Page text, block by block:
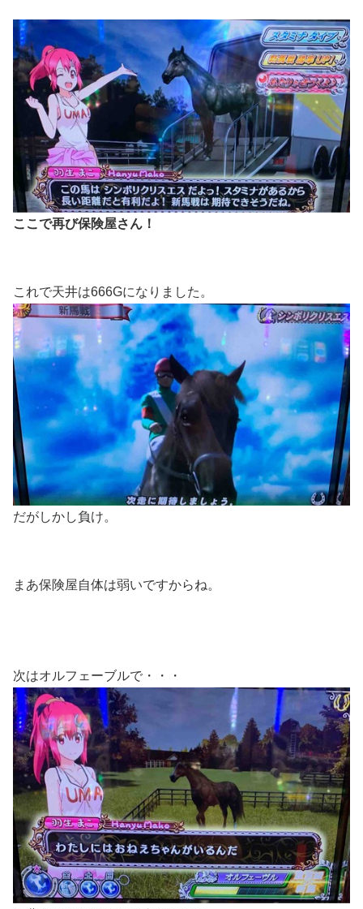
ここで再び保険屋さん！
これで天井は666Gになりました。
だがしかし負け。
まあ保険屋自体は弱いですからね。
次はオルフェーブルで・・・